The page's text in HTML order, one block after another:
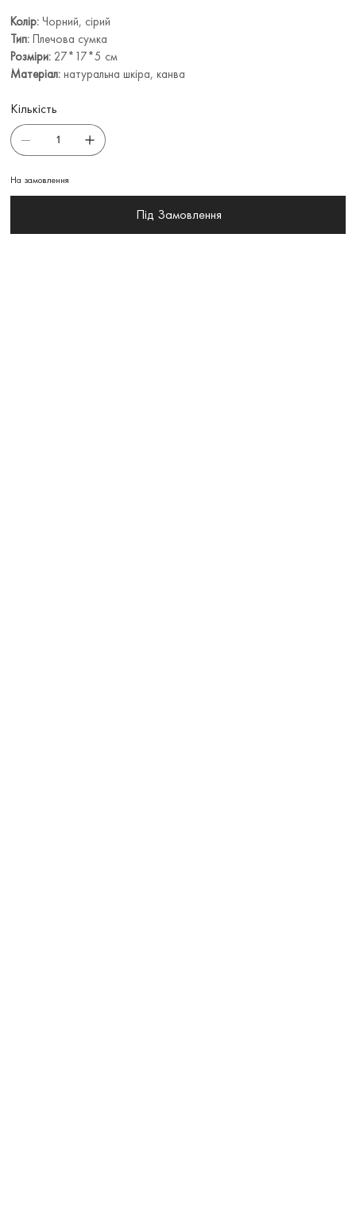
Колір: Чорний, сірий
Тип: Плечова сумка
Розміри: 27*17*5 см
Матеріал: натуральна шкіра, канва
Кількість
На замовлення
Під Замовлення